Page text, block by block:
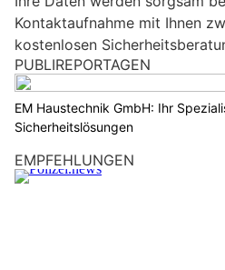
Kontaktaufnahme mit Ihnen
kostenlosen
PUBLIREPORTAGEN
EM Haustechnik GmbH: Ihr
Sicherheitslösungen
EMPFEHLUNGEN